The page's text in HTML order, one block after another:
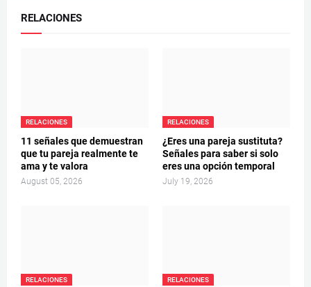
RELACIONES
RELACIONES
11 señales que demuestran
que tu pareja realmente te
ama y te valora
August 05, 2026
RELACIONES
¿Eres una pareja sustituta?
Señales para saber si solo
eres una opción temporal
July 19, 2026
RELACIONES RELACIONES